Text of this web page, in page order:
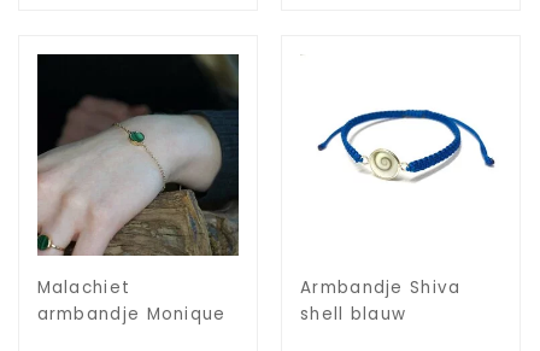
Malachiet
armbandje Monique
Armbandje Shiva
shell blauw